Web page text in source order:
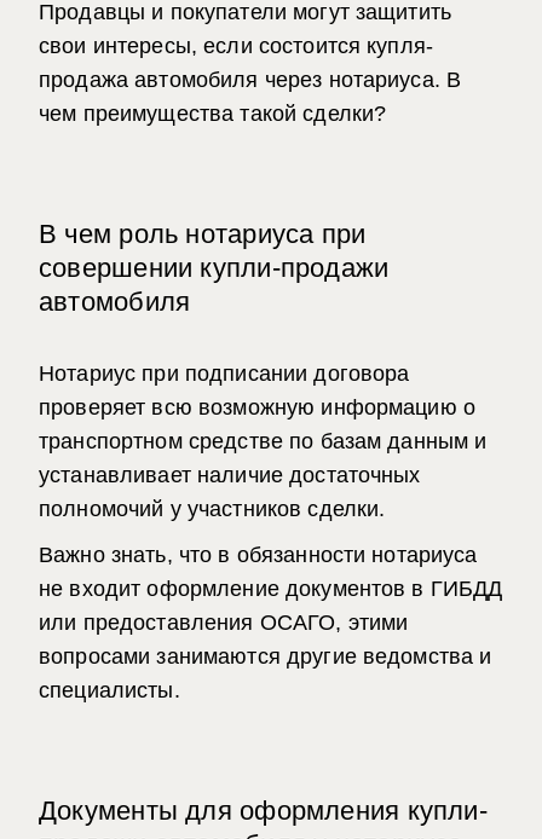
Продавцы и покупатели могут защитить
свои интересы, если состоится купля-
продажа автомобиля через нотариуса. В
чем преимущества такой сделки?
В чем роль нотариуса при
совершении купли-продажи
автомобиля
Нотариус при подписании договора
проверяет всю возможную информацию о
транспортном средстве по базам данным и
устанавливает наличие достаточных
полномочий у участников сделки.
Важно знать, что в обязанности нотариуса
не входит оформление документов в ГИБДД
или предоставления ОСАГО, этими
вопросами занимаются другие ведомства и
специалисты.
Документы для оформления купли-